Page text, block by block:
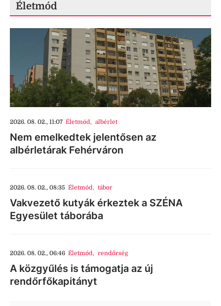
Életmód
2026. 08. 02., 11:07 Életmód, albérlet
Nem emelkedtek jelentősen az
albérletárak Fehérváron
2026. 08. 02., 08:35 Életmód, tábor
Vakvezető kutyák érkeztek a SZÉNA
Egyesület táborába
2026. 08. 02., 06:46 Életmód, rendőrség
A közgyűlés is támogatja az új
rendőrfőkapitányt